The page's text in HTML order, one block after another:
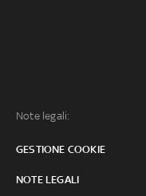
Note legali:
GESTIONE COOKIE
NOTE LEGALI